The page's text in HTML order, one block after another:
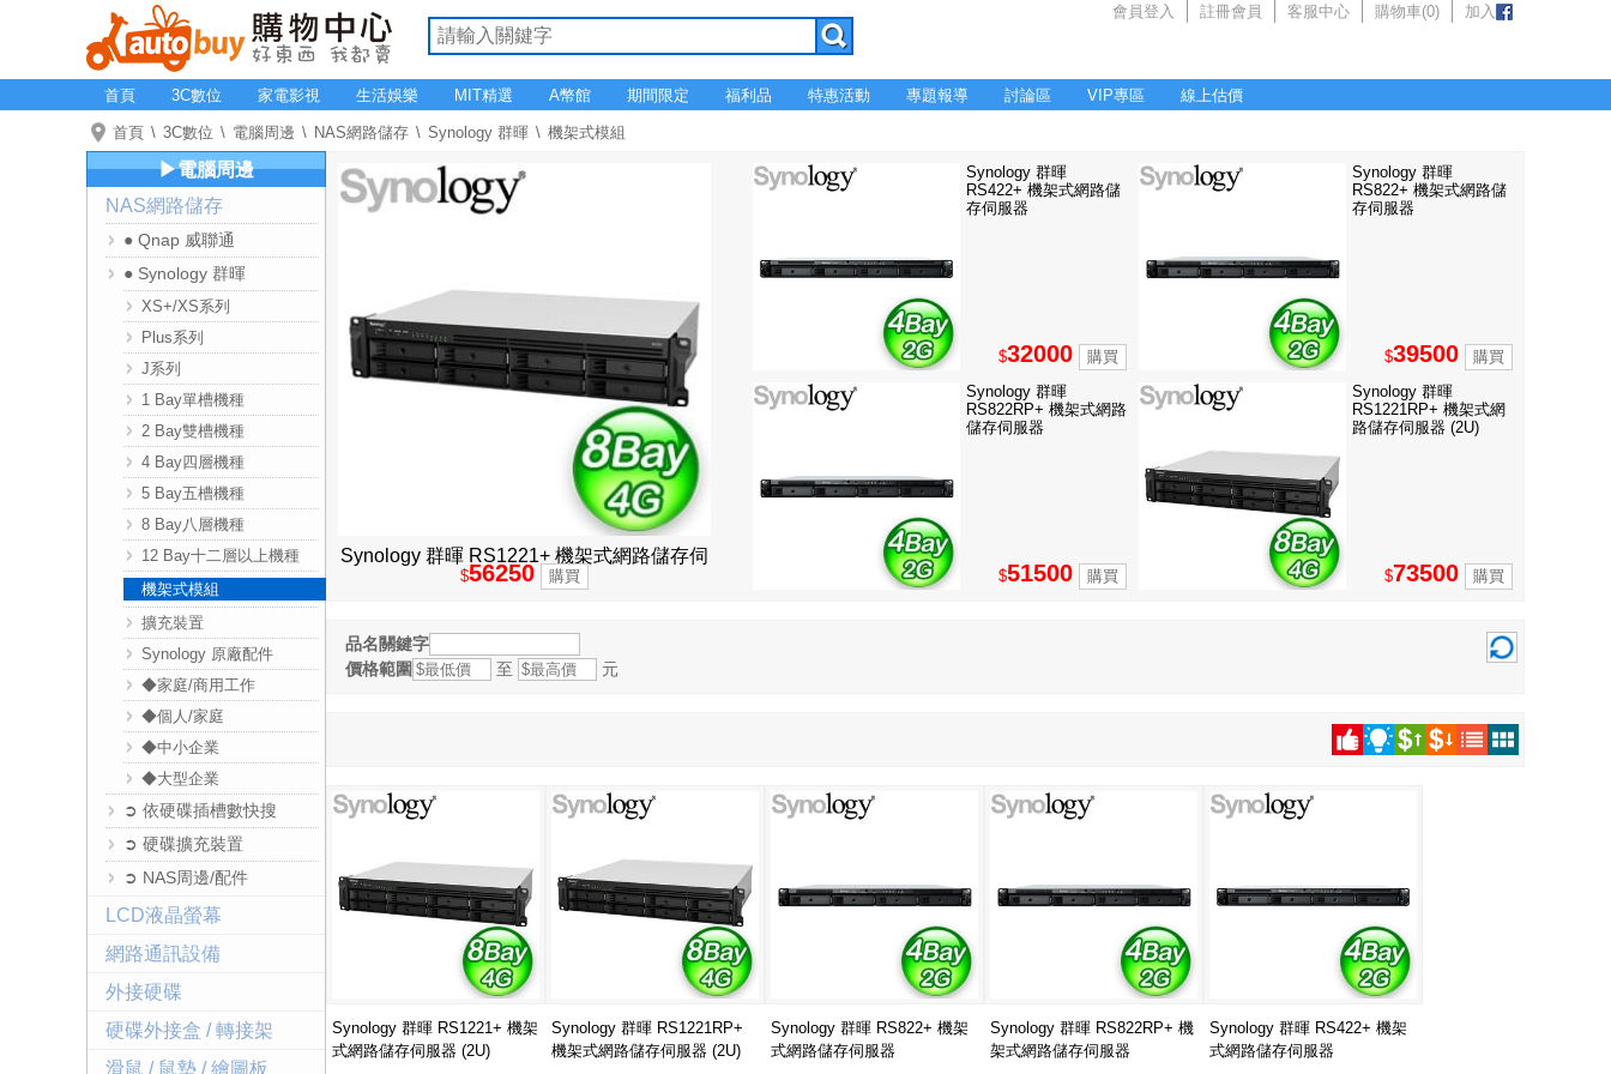
會員登入 註冊會員 客服中心 購物車(0) 加入
首頁 3C數位 家電影視 生活娛樂 MIT精選 A幣館 期間限定 福利品 特惠活動 專題報導 討論區 VIP專區 線上估價
首頁 3C數位 電腦周邊 NAS網路儲存 Synology 群暉 機架式模組
Synology 群暉 RS1221+ 機架式網路儲存伺
服器 (2U)
$56250
Synology 群暉
RS422+ 機架式網路儲
存伺服器
$32000
Synology 群暉
RS822+ 機架式網路儲
存伺服器
$39500
Synology 群暉
RS822RP+ 機架式網路
儲存伺服器
$51500
Synology 群暉
RS1221RP+ 機架式網
路儲存伺服器 (2U)
$73500
品名關鍵字
價格範圍
至 元
Synology 群暉 RS1221+ 機架
式網路儲存伺服器 (2U)
Synology 群暉 RS1221RP+
機架式網路儲存伺服器 (2U)
Synology 群暉 RS822+ 機架
式網路儲存伺服器
Synology 群暉 RS822RP+ 機
架式網路儲存伺服器
Synology 群暉 RS422+ 機架
式網路儲存伺服器
▶電腦周邊
NAS網路儲存
● Qnap 威聯通
● Synology 群暉
XS+/XS系列
Plus系列
J系列
1 Bay單槽機種
2 Bay雙槽機種
4 Bay四層機種
5 Bay五槽機種
8 Bay八層機種
12 Bay十二層以上機種
機架式模組
擴充裝置
Synology 原廠配件
◆家庭/商用工作
◆個人/家庭
◆中小企業
◆大型企業
➲ 依硬碟插槽數快搜
➲ 硬碟擴充裝置
➲ NAS周邊/配件
LCD液晶螢幕
網路通訊設備
外接硬碟
硬碟外接盒 / 轉接架
滑鼠 / 鼠墊 / 繪圖板